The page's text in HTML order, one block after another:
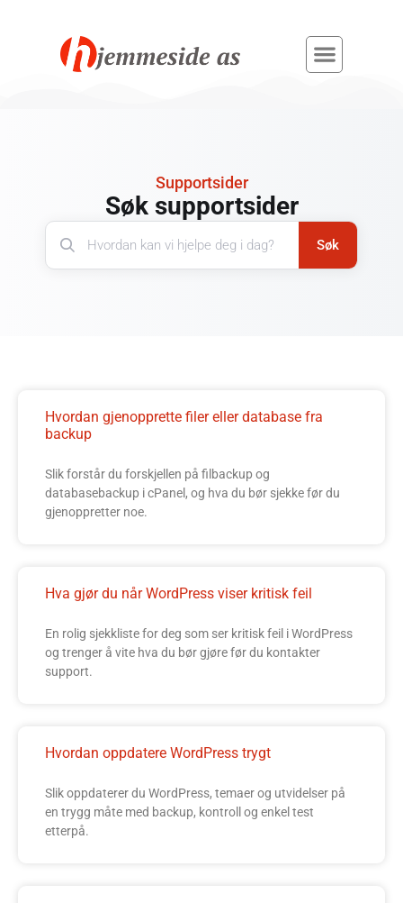
Supportsider
Søk supportsider
Søk
Hvordan gjenopprette filer eller database fra
backup
Slik forstår du forskjellen på filbackup og
databasebackup i cPanel, og hva du bør sjekke før du
gjenoppretter noe.
Hva gjør du når WordPress viser kritisk feil
En rolig sjekkliste for deg som ser kritisk feil i WordPress
og trenger å vite hva du bør gjøre før du kontakter
support.
Hvordan oppdatere WordPress trygt
Slik oppdaterer du WordPress, temaer og utvidelser på
en trygg måte med backup, kontroll og enkel test
etterpå.